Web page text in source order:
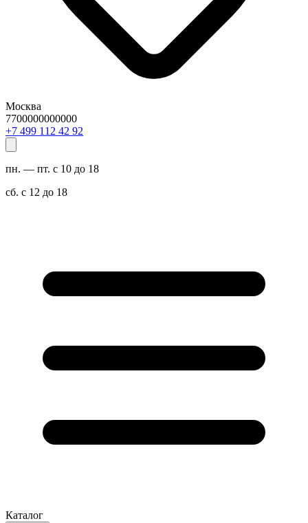
Москва
7700000000000
29 24 211 994 7+
пн. — пт. с 10 до 18
сб. с 12 до 18
Каталог